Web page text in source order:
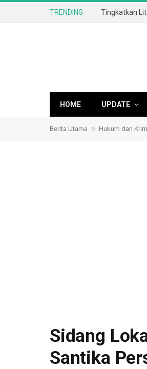
TRENDING
HOME UPDATE
Berita Utama » Hukum dan
Sidang
Santika